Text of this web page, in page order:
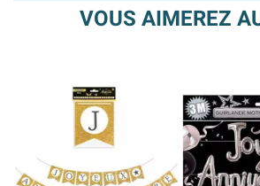
VOUS AIMEREZ